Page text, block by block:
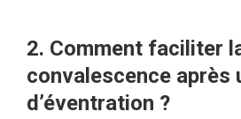
2. Comment faciliter
convalescence après
d’éventration ?